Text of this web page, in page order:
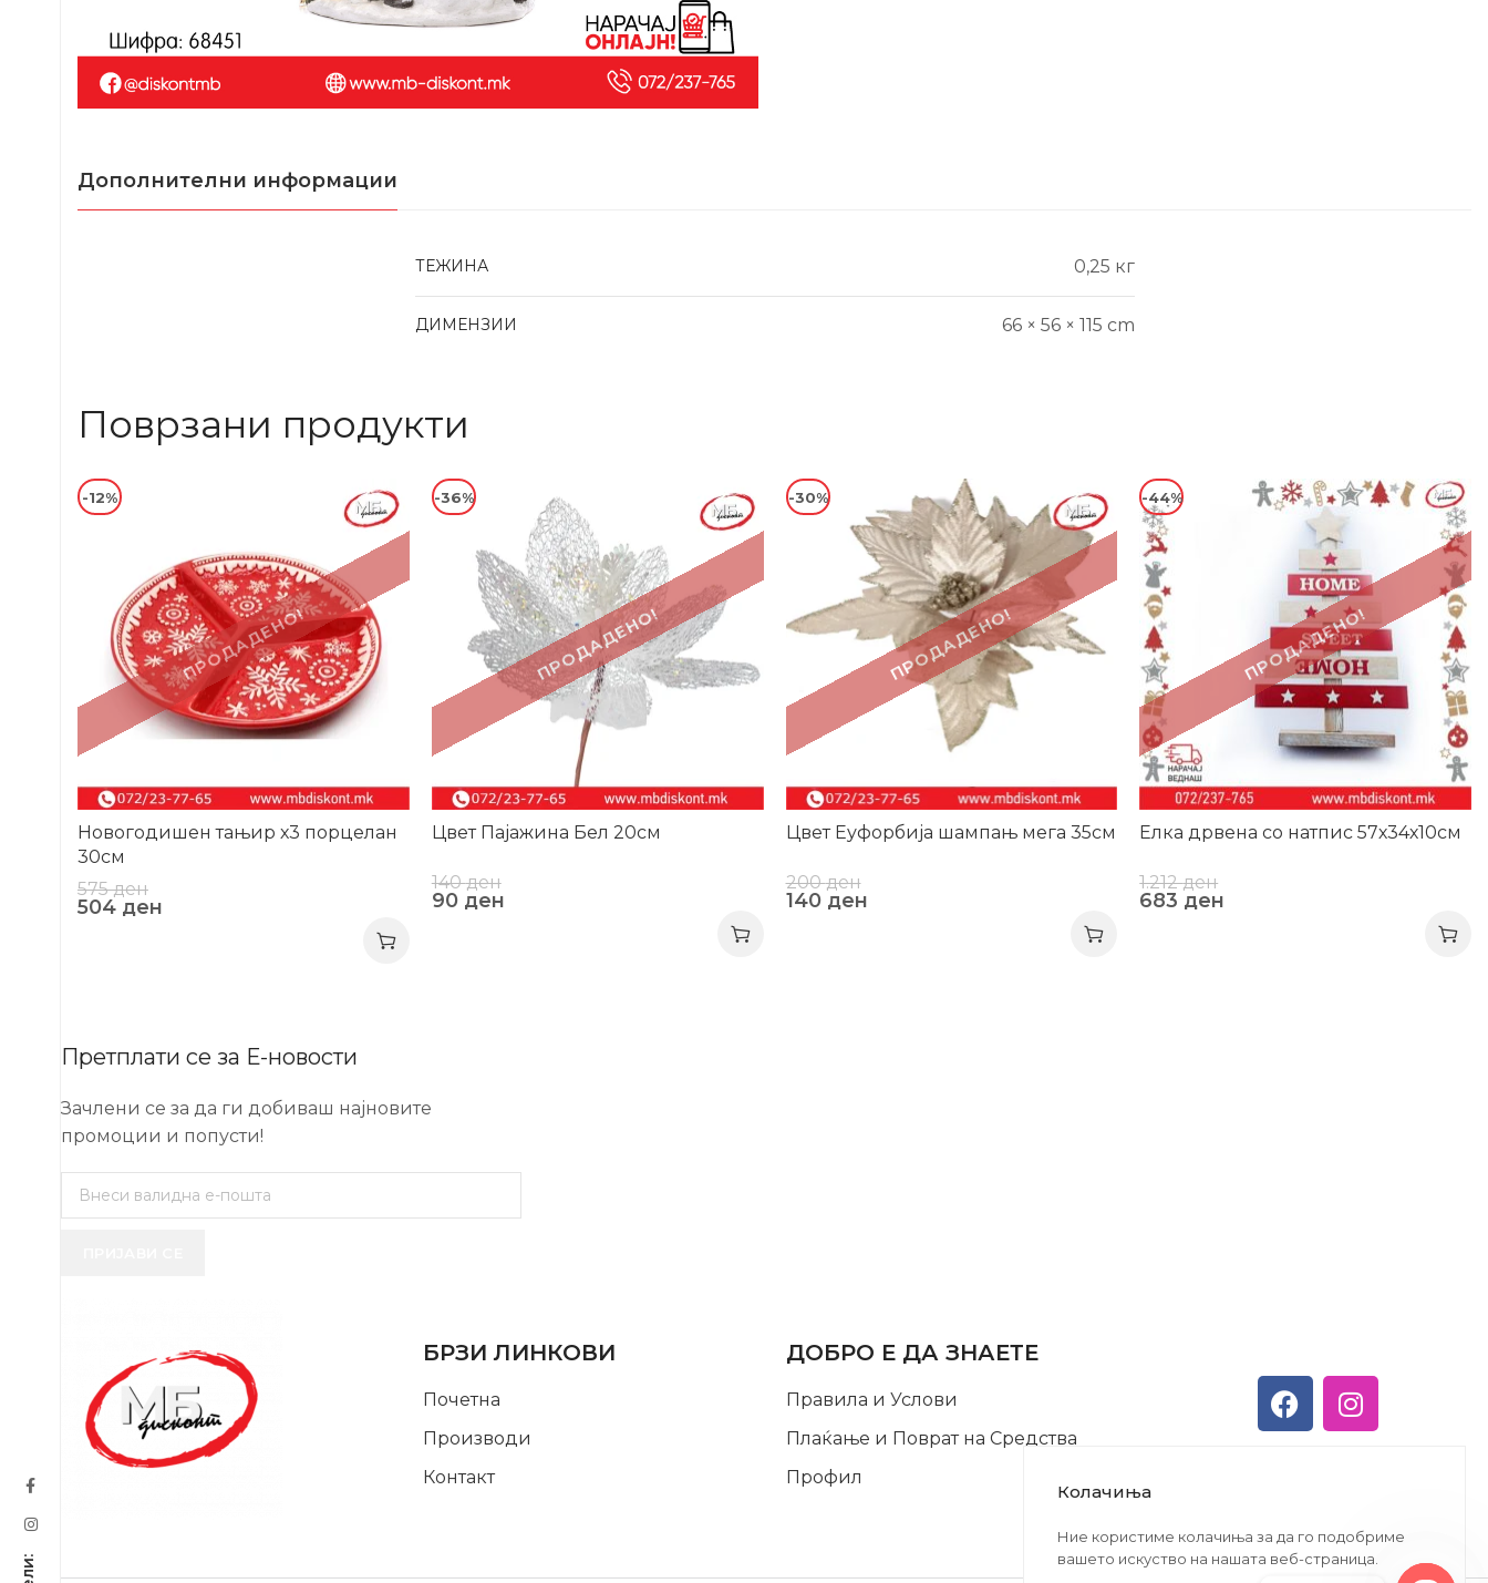
Дополнителни информации
ТЕЖИНА 0,25 кг
ДИМЕНЗИИ 66 × 56 × 115 cm
Поврзани продукти
ПРОДАДЕНО!
-12%
Новогодишен тањир х3 порцелан
30см
575ден
504 ден
ПРОДАДЕНО!
-36%
Цвет Пајажина Бел 20см
140ден
90 ден
ПРОДАДЕНО!
-30%
Цвет Еуфорбија шампањ мега 35см
200ден
140 ден
ПРОДАДЕНО!
-44%
Елка дрвена со натпис 57х34х10см
1.212ден
683 ден
Претплати се за Е-новости
Зачлени се за да ги добиваш најновите
промоции и попусти!
БРЗИ ЛИНКОВИ
Почетна
Производи
Контакт
ДОБРО Е ДА ЗНАЕТЕ
Правила и Услови
Плаќање и Поврат на Средства
Профил
Колачиња
Ние користиме колачиња за да го подобриме
вашето искуство на нашата веб-страница.